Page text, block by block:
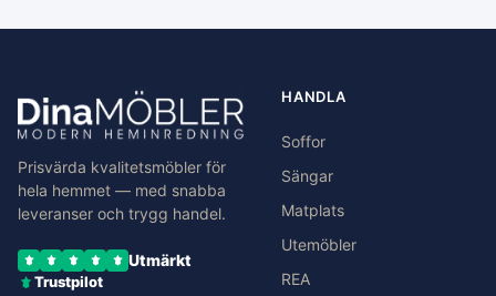
Prisvärda kvalitetsmöbler för
hela hemmet — med snabba
leveranser och trygg handel.
Utmärkt
Trustpilot
HANDLA
Soffor
Sängar
Matplats
Utemöbler
REA